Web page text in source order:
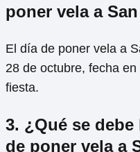
poner vela a
El día de poner vela a
28 de octubre, fecha
fiesta.
3. ¿Qué se
de poner vela a